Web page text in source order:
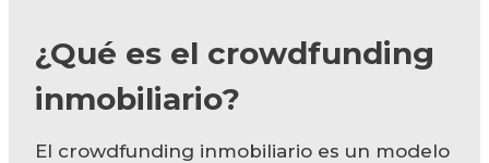
¿Qué es el crowdfunding
inmobiliario?
El crowdfunding inmobiliario es un modelo